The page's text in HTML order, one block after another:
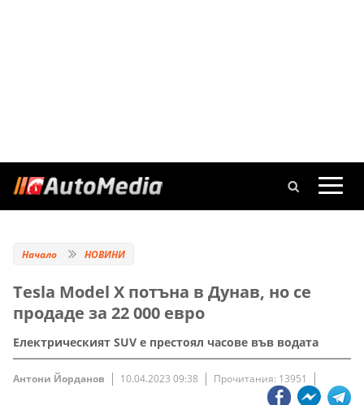
Начало НОВИНИ
Tesla Model X потъна в Дунав, но се
продаде за 22 000 евро
Електрическият SUV е престоял часове във водата
Антони Йорданов 10.04.2023 09:38 Прочитания: 13951